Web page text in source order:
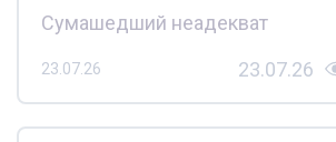
Сумашедший неадекват
23.07.26 23.07.26